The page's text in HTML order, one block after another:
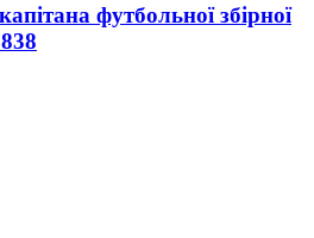
футбольної збірної